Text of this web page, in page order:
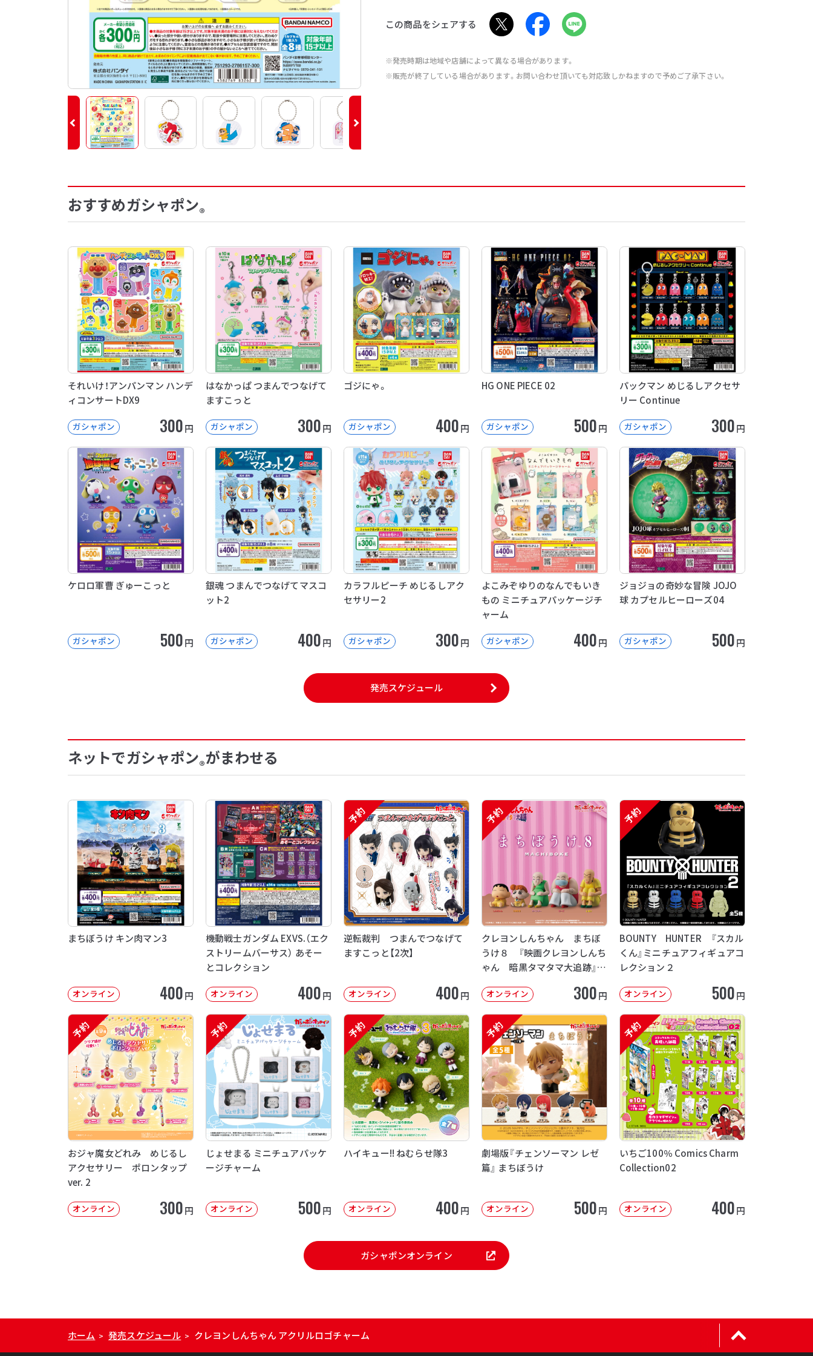
この商品をシェアする
※発売時期は地域や店舗によって異なる場合があります。
※販売が終了している場合があります。お問い合わせ頂いても対応致しかねますので予めご了承下さい。
おすすめガシャポン®
それいけ！アンパンマン ハンデ
ィコンサートDX9
ガシャポン 300円
はなかっぱ つまんでつなげて
ますこっと
ガシャポン 300円
ゴジにゃ。
ガシャポン 400円
HG ONE PIECE 02
ガシャポン 500円
パックマン めじるしアクセサ
リー Continue
ガシャポン 300円
ケロロ軍曹 ぎゅーこっと
ガシャポン 500円
銀魂 つまんでつなげてマスコ
ット2
ガシャポン 400円
カラフルピーチ めじるしアク
セサリー2
ガシャポン 300円
よこみぞゆりのなんでもいき
もの ミニチュアパッケージチ
ャーム
ガシャポン 400円
ジョジョの奇妙な冒険 JOJO
球 カプセルヒーローズ04
ガシャポン 500円
発売スケジュール
ネットでガシャポン®がまわせる
まちぼうけ キン肉マン3
オンライン 400円
機動戦士ガンダム EXVS.（エク
ストリームバーサス） あそー
とコレクション
オンライン 400円
予約
逆転裁判 つまんでつなげて
ますこっと【2次】
オンライン 400円
予約
クレヨンしんちゃん まちぼ
うけ８ 『映画クレヨンしんち
ゃん 暗黒タマタマ大追跡』
オンライン 300円
予約
BOUNTY HUNTER 『スカル
くん』ミニチュアフィギュアコ
レクション２
オンライン 500円
予約
おジャ魔女どれみ めじるし
アクセサリー ポロンタップ
ver. 2
オンライン 300円
予約
じょせまる ミニチュアパッケ
ージチャーム
オンライン 500円
予約
ハイキュー!! ねむらせ隊3
オンライン 400円
予約
劇場版『チェンソーマン レゼ
篇』 まちぼうけ
オンライン 500円
予約
いちご100％ Comics Charm
Collection02
オンライン 400円
ガシャポンオンライン
ホーム > 発売スケジュール > クレヨンしんちゃん アクリルロゴチャーム